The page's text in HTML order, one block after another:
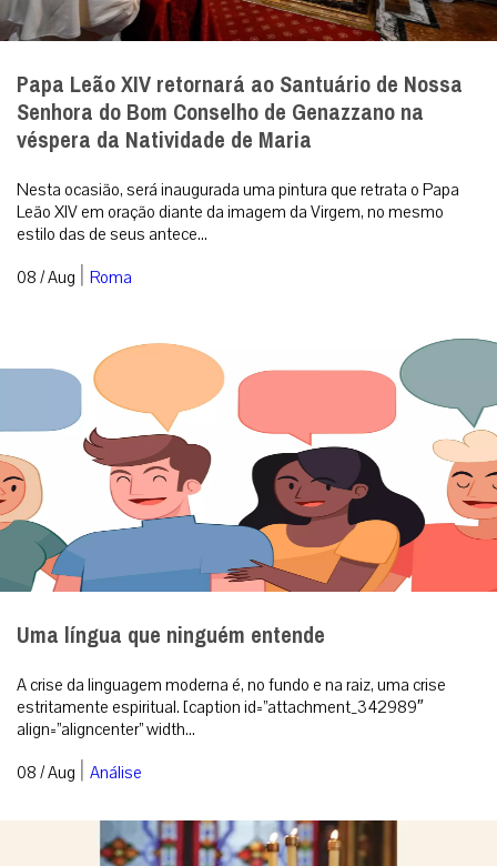
Papa Leão XIV retornará ao Santuário de Nossa
Senhora do Bom Conselho de Genazzano na
véspera da Natividade de Maria
Nesta ocasião, será inaugurada uma pintura que retrata o Papa
Leão XIV em oração diante da imagem da Virgem, no mesmo
estilo das de seus antece...
08 / Aug | Roma
Uma língua que ninguém entende
A crise da linguagem moderna é, no fundo e na raiz, uma crise
estritamente espiritual. [caption id=”attachment_342989″
align=”aligncenter” width...
08 / Aug | Análise